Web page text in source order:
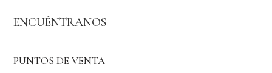
ENCUÉNTRANOS
PUNTOS DE VENTA